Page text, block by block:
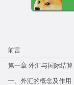
前言
第一章 外汇与国际结算
一、外汇的概念及作用